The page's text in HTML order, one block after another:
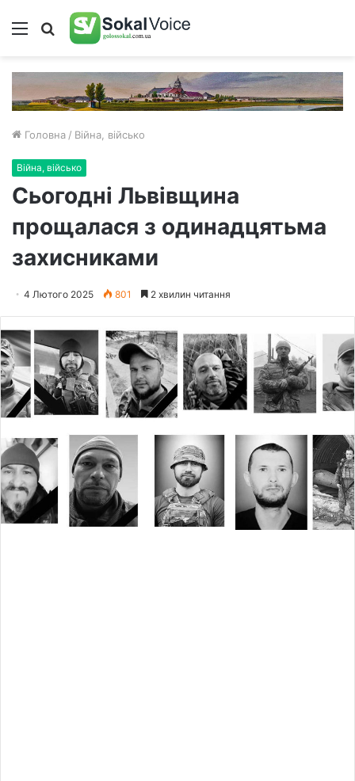
Меню Пошук
Головна / Війна, військо
Війна, військо
Сьогодні Львівщина
прощалася з одинадцятьма
захисниками
4 Лютого 2025 801 2 хвилин читання